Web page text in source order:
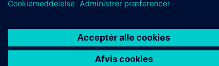
JOB OG KARRIERE